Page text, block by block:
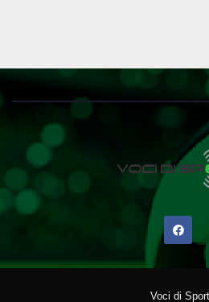
Voci di Sport